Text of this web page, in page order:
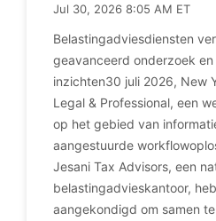
Jul 30, 2026 8:05 AM ET
Belastingadviesdiensten
geavanceerd onderzoek
inzichten30 juli 2026, New
Legal & Professional, een
op het gebied van
aangestuurde
Jesani Tax Advisors, een
belastingadvieskantoor,
aangekondigd om samen